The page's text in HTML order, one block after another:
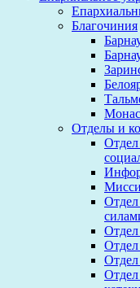
Благочиния
Отделы и
Отдел
Отдел
Отдел